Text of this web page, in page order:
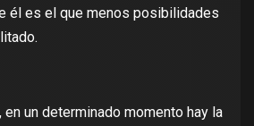
él es el que menos posibilidades
un determinado momento hay la